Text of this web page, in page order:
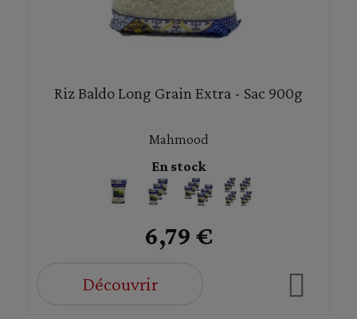
Riz Baldo Long Grain Extra - Sac 900g
Mahmood
En stock
6,79 €
Découvrir